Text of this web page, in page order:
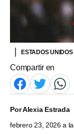
ESTADOS UNIDOS
Compartir en
PorAlexia Estrada
febrero 23, 2026 a